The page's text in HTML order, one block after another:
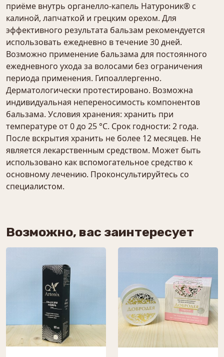
приёме внутрь органелло-капель Натуроник® с
калиной, лапчаткой и грецким орехом. Для
эффективного результата бальзам рекомендуется
использовать ежедневно в течение 30 дней.
Возможно применение бальзама для постоянного
ежедневного ухода за волосами без ограничения
периода применения. Гипоаллергенно.
Дерматологически протестировано. Возможна
индивидуальная непереносимость компонентов
бальзама. Условия хранения: хранить при
температуре от 0 до 25 °С. Срок годности: 2 года.
После вскрытия хранить не более 12 месяцев. Не
является лекарственным средством. Может быть
использовано как вспомогательное средство к
основному лечению. Проконсультируйтесь со
специалистом.
Возможно, вас заинтересует